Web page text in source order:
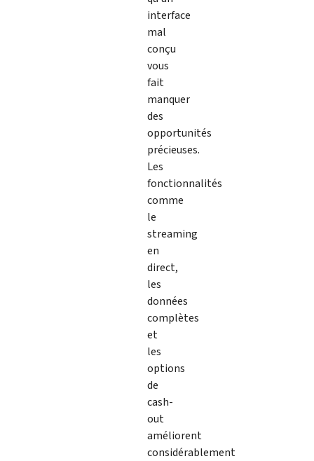
interface
mal
conçu
vous
fait
manquer
des
opportunités
précieuses.
Les
fonctionnalités
comme
le
streaming
en
direct,
les
données
complètes
et
les
options
de
cash-
out
améliorent
considérablement